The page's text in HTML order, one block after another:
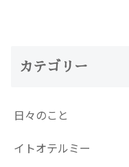
カテゴリー
日々のこと
イトオテルミー